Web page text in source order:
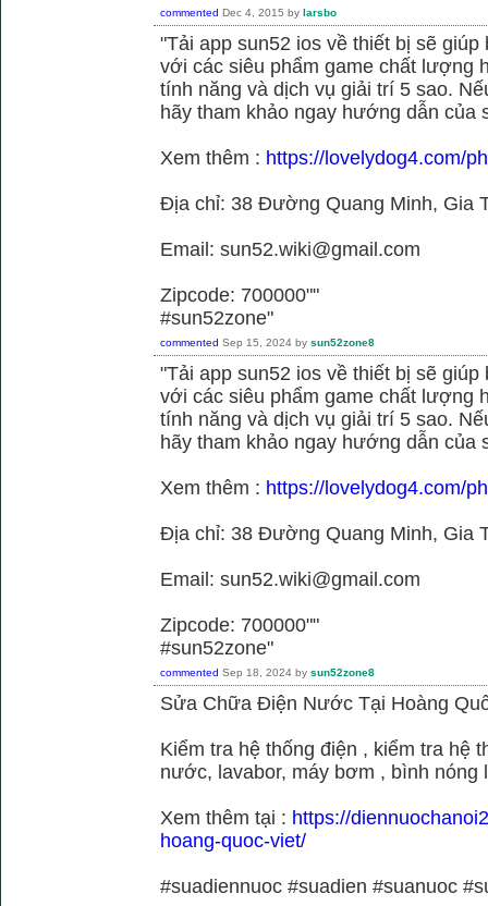
commented Dec 4, 2015 by larsbo
"Tải app sun52 ios về thiết bị sẽ
với các siêu phẩm game chất lượng
tính năng và dịch vụ giải trí 5 sao.
hãy tham khảo ngay hướng dẫn của
Xem thêm : https://lovelydog4.com/
Địa chỉ: 38 Đường Quang Minh, Gia
Email: sun52.wiki@gmail.com
Zipcode: 700000""
#sun52zone"
commented Sep 15, 2024 by sun52zone8
"Tải app sun52 ios về thiết bị sẽ
với các siêu phẩm game chất lượng
tính năng và dịch vụ giải trí 5 sao.
hãy tham khảo ngay hướng dẫn của
Xem thêm : https://lovelydog4.com/
Địa chỉ: 38 Đường Quang Minh, Gia
Email: sun52.wiki@gmail.com
Zipcode: 700000""
#sun52zone"
commented Sep 18, 2024 by sun52zone8
Sửa Chữa Điện Nước Tại Hoàng
Kiểm tra hệ thống điện , kiểm tra hệ
nước, lavabor, máy bơm , bình nóng
Xem thêm tại : https://
hoang-quoc-viet/
#suadiennuoc #suadien #suanuoc